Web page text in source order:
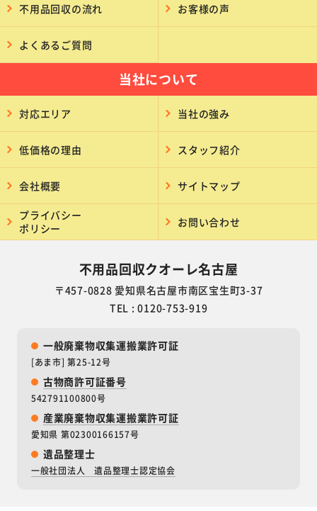
不用品回収の流れ お客様の声
よくあるご質問
当社について
対応エリア 当社の強み
低価格の理由 スタッフ紹介
会社概要 サイトマップ
プライバシー
ポリシー
お問い合わせ
不用品回収クオーレ名古屋
〒457-0828 愛知県名古屋市南区宝生町3-37
TEL : 0120-753-919
一般廃棄物収集運搬業許可証
[あま市] 第25-12号
古物商許可証番号
542791100800号
産業廃棄物収集運搬業許可証
愛知県 第02300166157号
遺品整理士
一般社団法人 遺品整理士認定協会